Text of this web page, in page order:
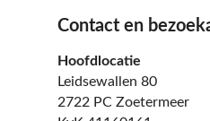
Contact en
Hoofdlocatie
Leidsewallen 80
2722 PC Zoetermeer